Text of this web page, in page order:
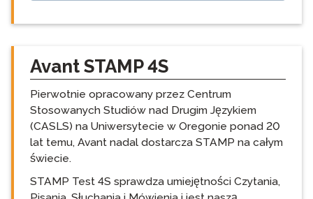
Avant STAMP 4S
Pierwotnie opracowany przez Centrum
Stosowanych Studiów nad Drugim Językiem
(CASLS) na Uniwersytecie w Oregonie ponad 20
lat temu, Avant nadal dostarcza STAMP na całym
świecie.
STAMP Test 4S sprawdza umiejętności Czytania,